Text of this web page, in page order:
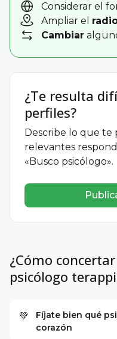
¿Te resulta
perfiles?
Describe lo que te
relevantes
«Busco psicólogo».
Considerar el
Ampliar el
Cambiar
¿Cómo
psicólogo
💚
Fíjate bien qué
corazón